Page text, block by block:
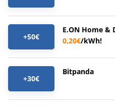
+50€
E.ON Home &
0,20€/kWh!
+30€
Bitpanda